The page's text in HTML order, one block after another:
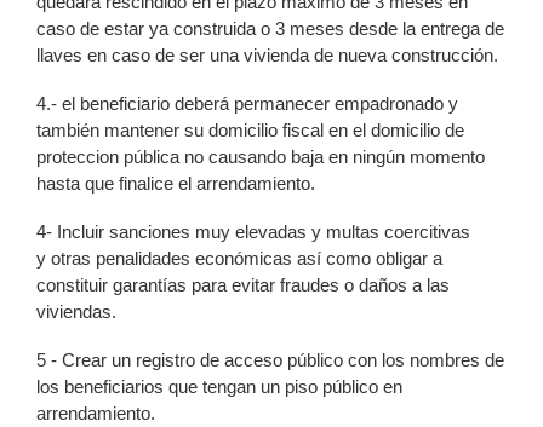
caso de estar ya construida o 3 meses desde la entrega de
llaves en caso de ser una vivienda de nueva construcción.
4.- el beneficiario deberá permanecer empadronado y
también mantener su domicilio fiscal en el domicilio de
proteccion pública no causando baja en ningún momento
hasta que finalice el arrendamiento.
4- Incluir sanciones muy elevadas y multas coercitivas
y otras penalidades económicas así como obligar a
constituir garantías para evitar fraudes o daños a las
viviendas.
5 - Crear un registro de acceso público con los nombres de
los beneficiarios que tengan un piso público en
arrendamiento.